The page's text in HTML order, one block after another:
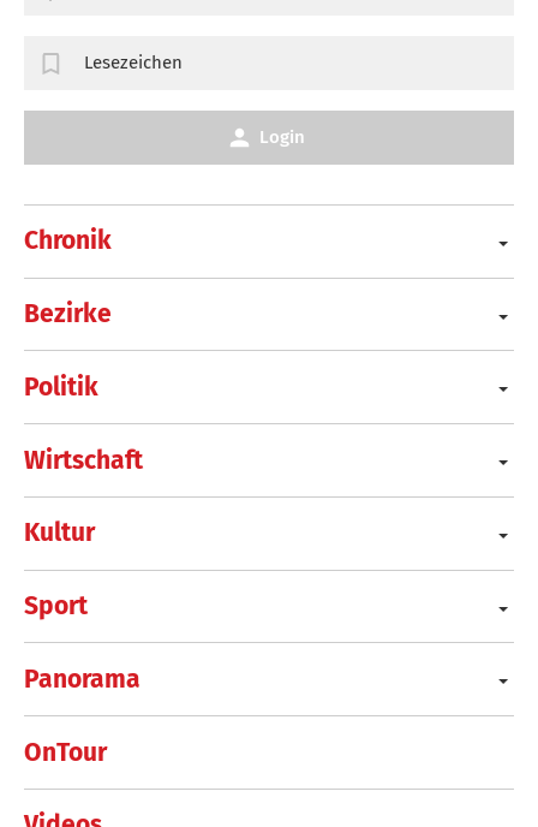
Chronik
Bezirke
Politik
Wirtschaft
Kultur
Sport
Panorama
OnTour
Lesezeichen
Login